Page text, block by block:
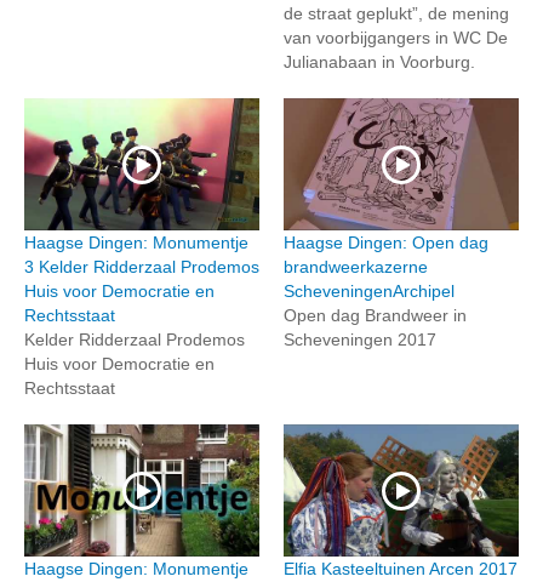
de straat geplukt”, de mening
van voorbijgangers in WC De
Julianabaan in Voorburg.
Haagse Dingen: Monumentje
3 Kelder Ridderzaal Prodemos
Huis voor Democratie en
Rechtsstaat
Kelder Ridderzaal Prodemos
Huis voor Democratie en
Rechtsstaat
Haagse Dingen: Open dag
brandweerkazerne
ScheveningenArchipel
Open dag Brandweer in
Scheveningen 2017
Haagse Dingen: Monumentje
Elfia Kasteeltuinen Arcen 2017